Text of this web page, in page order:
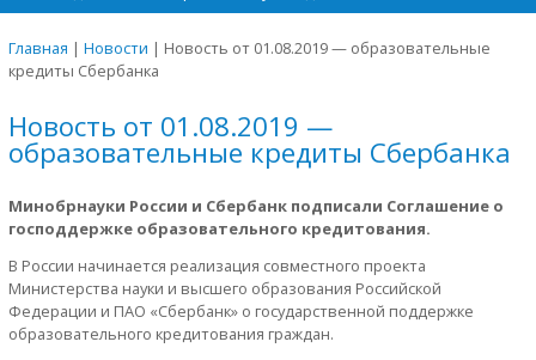
Главная | Новости | Новость от 01.08.2019 — образовательные
кредиты Сбербанка
Новость от 01.08.2019 —
образовательные кредиты Сбербанка
Минобрнауки России и Сбербанк подписали Соглашение о
господдержке образовательного кредитования.
В России начинается реализация совместного проекта
Министерства науки и высшего образования Российской
Федерации и ПАО «Сбербанк» о государственной поддержке
образовательного кредитования граждан.